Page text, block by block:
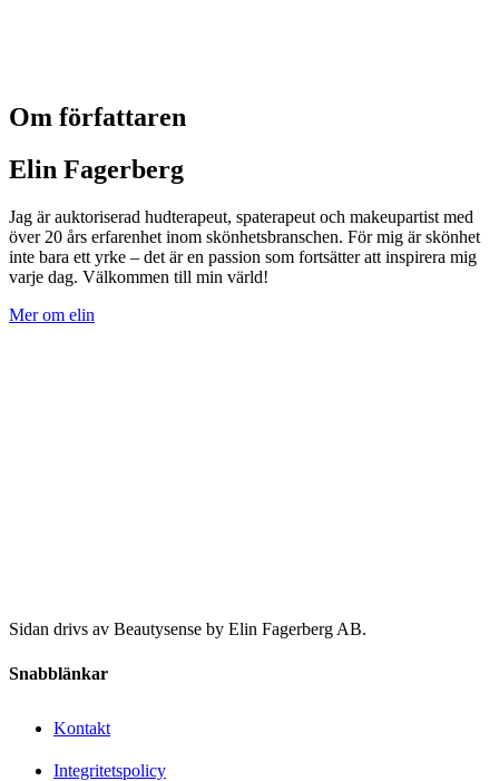
Om författaren
Elin Fagerberg
Jag är auktoriserad hudterapeut, spaterapeut och makeupartist med
över 20 års erfarenhet inom skönhetsbranschen. För mig är skönhet
inte bara ett yrke – det är en passion som fortsätter att inspirera mig
varje dag. Välkommen till min värld!
Mer om elin
Sidan drivs av Beautysense by Elin Fagerberg AB.
Snabblänkar
Kontakt
Integritetspolicy